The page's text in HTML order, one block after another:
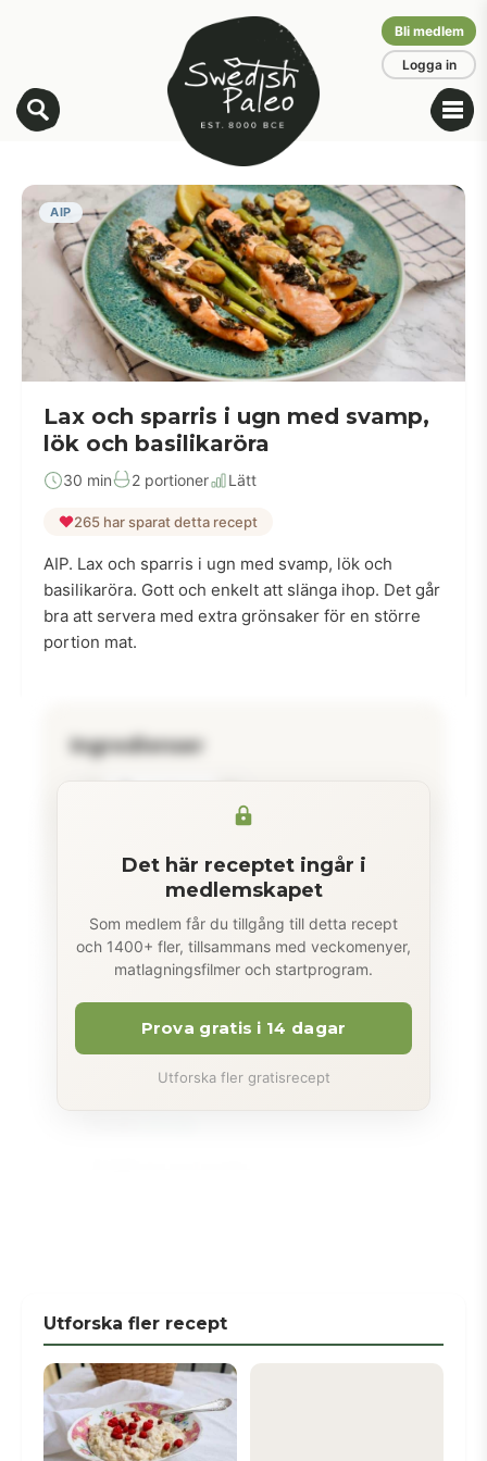
Bli medlem
Logga in
AIP
Lax och sparris i ugn med svamp,
lök och basilikaröra
30 min 2 portioner Lätt
265 har sparat detta recept
AIP. Lax och sparris i ugn med svamp, lök och
basilikaröra. Gott och enkelt att slänga ihop. Det går
bra att servera med extra grönsaker för en större
portion mat.
Ingredienser
grön sparris
4-5 champinjoner
gul lök
Basilikaröra
Gör så här
1 Sätt ugnen på 200°.
Det här receptet ingår i
medlemskapet
Som medlem får du tillgång till detta recept
och 1400+ fler, tillsammans med veckomenyer,
matlagningsfilmer och startprogram.
Prova gratis i 14 dagar
Utforska fler gratisrecept
Utforska fler recept